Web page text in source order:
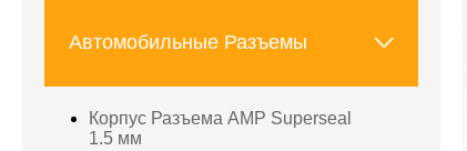
Автомобильные Разъемы 
Корпус Разъема AMP Superseal
1.5 мм